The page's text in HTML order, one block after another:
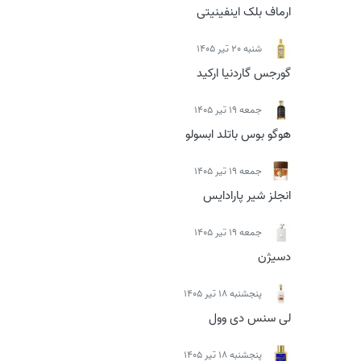
ارماف بلک اینفینیتی
شنبه 20 تیر 1405
گورجس گاردنیا ارکید
جمعه 19 تیر 1405
هوگو بوس باتلد ابسولو
جمعه 19 تیر 1405
انجلز شیر پارادایس
جمعه 19 تیر 1405
دسیژن
پنجشنبه 18 تیر 1405
لی سنس دی وول
پنجشنبه 18 تیر 1405